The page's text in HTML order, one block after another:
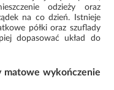
odzieży oraz
na co dzień. Istnieje
półki oraz szuflady
dopasować układ do
matowe wykończenie